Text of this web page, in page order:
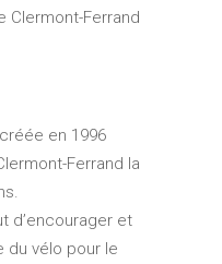
Clermont-Ferrand
en 1996
Ferrand la
d’encourager et
du vélo pour le